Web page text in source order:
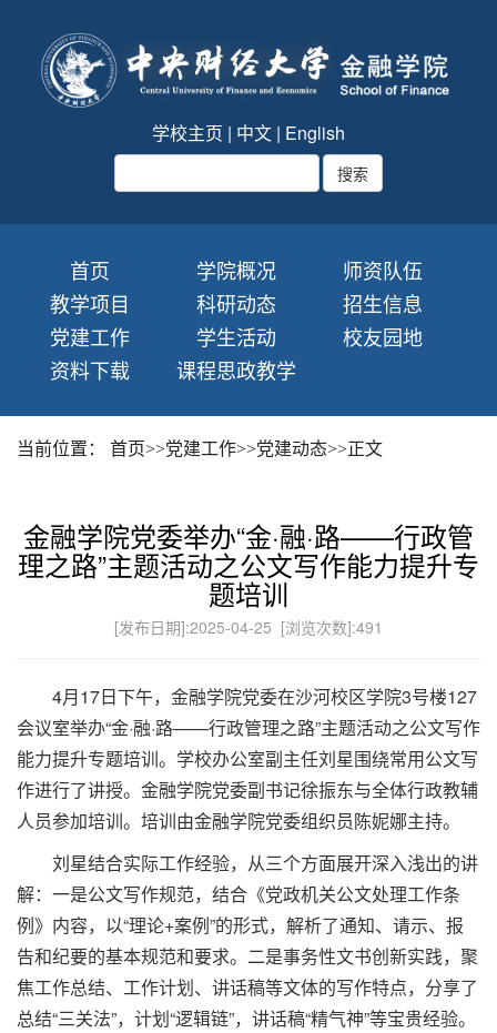
学校主页 | 中文 | English
首页 学院概况
师资队伍
教学项目
科研动态
招生信息
党建工作
学生活动
校友园地
资料下载
课程思政教学
当前位置： 首页>>党建工作>>党建动态>>正文
金融学院党委举办“金·融·路——行政管
理之路”主题活动之公文写作能力提升专
题培训
[发布日期]:2025-04-25 [浏览次数]:491
4月17日下午，金融学院党委在沙河校区学院3号楼127
会议室举办“金·融·路——行政管理之路”主题活动之公文写作
能力提升专题培训。学校办公室副主任刘星围绕常用公文写
作进行了讲授。金融学院党委副书记徐振东与全体行政教辅
人员参加培训。培训由金融学院党委组织员陈妮娜主持。
刘星结合实际工作经验，从三个方面展开深入浅出的讲
解：一是公文写作规范，结合《党政机关公文处理工作条
例》内容，以“理论+案例”的形式，解析了通知、请示、报
告和纪要的基本规范和要求。二是事务性文书创新实践，聚
焦工作总结、工作计划、讲话稿等文体的写作特点，分享了
总结“三关法”，计划“逻辑链”，讲话稿“精气神”等宝贵经验。